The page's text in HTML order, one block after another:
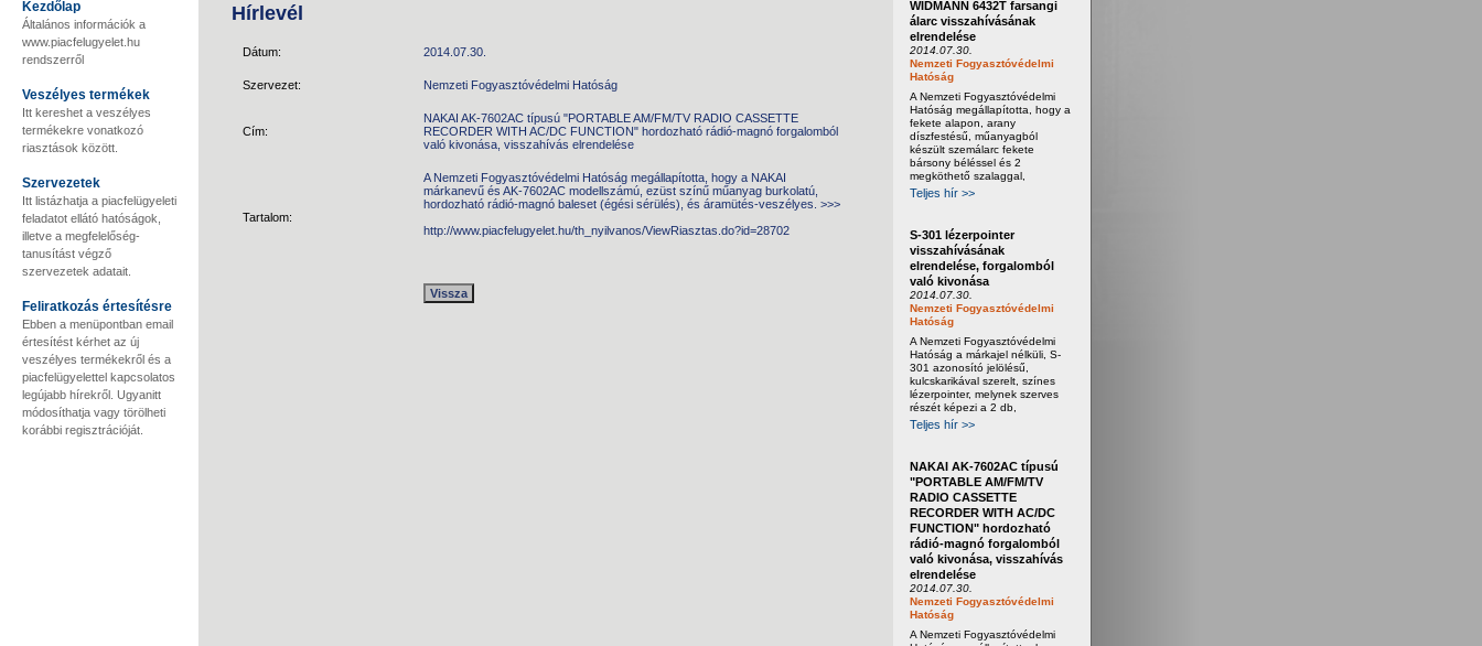
Kezdőlap
Általános információk a
www.piacfelugyelet.hu
rendszerről
Veszélyes termékek
Itt kereshet a veszélyes
termékekre vonatkozó
riasztások között.
Szervezetek
Itt listázhatja a piacfelügyeleti
feladatot ellátó hatóságok,
illetve a megfelelőség-
tanusítást végző
szervezetek adatait.
Feliratkozás értesítésre
Ebben a menüpontban email
értesítést kérhet az új
veszélyes termékekről és a
piacfelügyelettel kapcsolatos
legújabb hírekről. Ugyanitt
módosíthatja vagy törölheti
korábbi regisztrációját.
Hírlevél
Dátum: 2014.07.30.
Szervezet: Nemzeti Fogyasztóvédelmi Hatóság
Cím:
NAKAI AK-7602AC típusú "PORTABLE AM/FM/TV RADIO CASSETTE
RECORDER WITH AC/DC FUNCTION" hordozható rádió-magnó forgalomból
való kivonása, visszahívás elrendelése
Tartalom:
A Nemzeti Fogyasztóvédelmi Hatóság megállapította, hogy a NAKAI
márkanevű és AK-7602AC modellszámú, ezüst színű műanyag burkolatú,
hordozható rádió-magnó baleset (égési sérülés), és áramütés-veszélyes. >>>
http://www.piacfelugyelet.hu/th_nyilvanos/ViewRiasztas.do?id=28702
WIDMANN 6432T farsangi
álarc visszahívásának
elrendelése
2014.07.30.
Nemzeti Fogyasztóvédelmi
Hatóság
A Nemzeti Fogyasztóvédelmi
Hatóság megállapította, hogy a
fekete alapon, arany
díszfestésű, műanyagból
készült szemálarc fekete
bársony béléssel és 2
megköthető szalaggal,
Teljes hír >>
S-301 lézerpointer
visszahívásának
elrendelése, forgalomból
való kivonása
2014.07.30.
Nemzeti Fogyasztóvédelmi
Hatóság
A Nemzeti Fogyasztóvédelmi
Hatóság a márkajel nélküli, S-
301 azonosító jelölésű,
kulcskarikával szerelt, színes
lézerpointer, melynek szerves
részét képezi a 2 db,
Teljes hír >>
NAKAI AK-7602AC típusú
"PORTABLE AM/FM/TV
RADIO CASSETTE
RECORDER WITH AC/DC
FUNCTION" hordozható
rádió-magnó forgalomból
való kivonása, visszahívás
elrendelése
2014.07.30.
Nemzeti Fogyasztóvédelmi
Hatóság
A Nemzeti Fogyasztóvédelmi